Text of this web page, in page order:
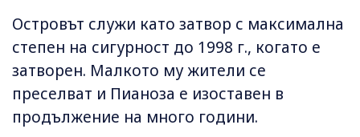
Островът служи като затвор с максимална
степен на сигурност до 1998 г., когато е
затворен. Малкото му жители се
преселват и Пианоза е изоставен в
продължение на много години.